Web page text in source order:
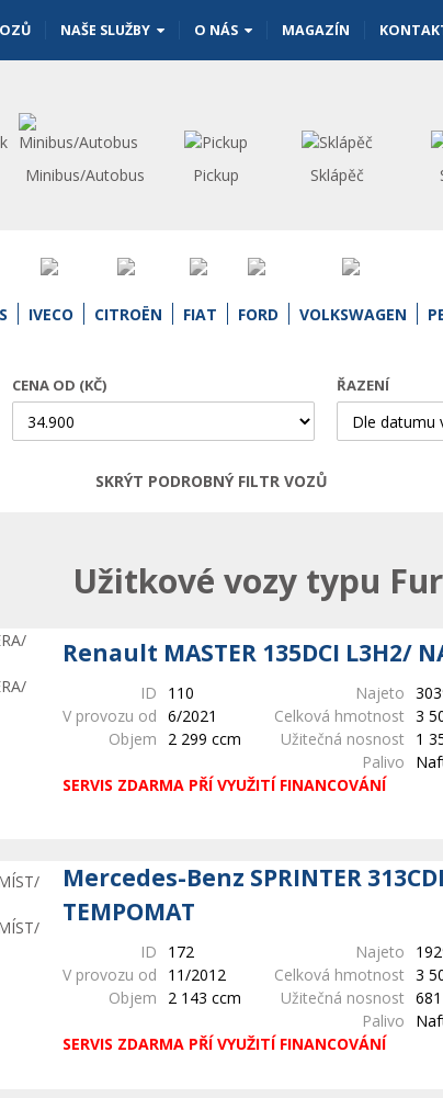
NAŠE SLUŽBY O NÁS MAGAZÍN
Minibus/Autobus Pickup Sklápěč
IVECO CITROËN FIAT FORD VOLKSWAGEN
CENA OD (KČ) ŘAZENÍ
SKRÝT PODROBNÝ FILTR VOZŮ
Užitkové vozy typu
Renault MASTER 135DCI L3H2/
ID 110 Najeto
V provozu od 6/2021 Celková hmotnost 3
Objem
2 299 ccm Užitečná nosnost
1
Palivo
SERVIS ZDARMA PŘÍ VYUŽITÍ FINANCOVÁNÍ
Mercedes-Benz SPRINTER
TEMPOMAT
ID 172 Najeto
V provozu od
11/2012 Celková hmotnost 3
Objem
2 143 ccm Užitečná nosnost
Palivo
SERVIS ZDARMA PŘÍ VYUŽITÍ FINANCOVÁNÍ